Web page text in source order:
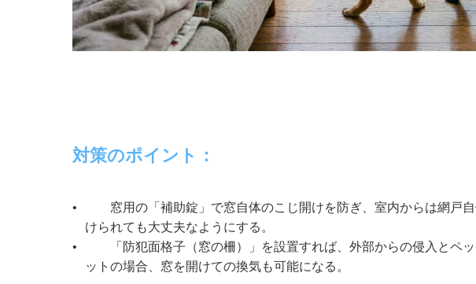
対策のポイント：
•
窓用の「補助錠」で窓自体のこじ開けを防ぎ、室内からは網戸
けられても大丈夫なようにする。
•
「防犯面格子（窓の柵）」を設置すれば、外部からの侵入とペ
ットの場合、窓を開けての換気も可能になる。